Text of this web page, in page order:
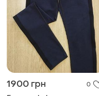
1900 грн 0